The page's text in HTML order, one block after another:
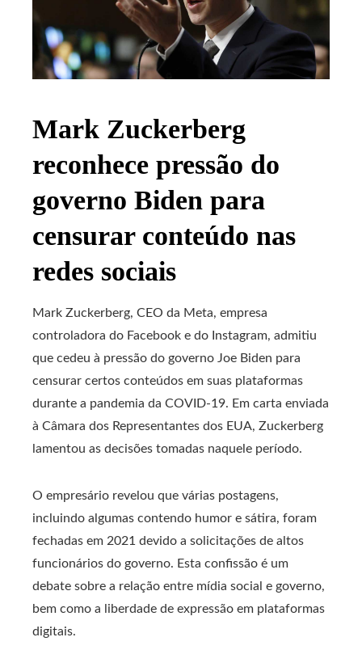
Mark Zuckerberg
reconhece pressão do
governo Biden para
censurar conteúdo nas
redes sociais
Mark Zuckerberg, CEO da Meta, empresa
controladora do Facebook e do Instagram, admitiu
que cedeu à pressão do governo Joe Biden para
censurar certos conteúdos em suas plataformas
durante a pandemia da COVID-19. Em carta enviada
à Câmara dos Representantes dos EUA, Zuckerberg
lamentou as decisões tomadas naquele período.
O empresário revelou que várias postagens,
incluindo algumas contendo humor e sátira, foram
fechadas em 2021 devido a solicitações de altos
funcionários do governo. Esta confissão é um
debate sobre a relação entre mídia social e governo,
bem como a liberdade de expressão em plataformas
digitais.